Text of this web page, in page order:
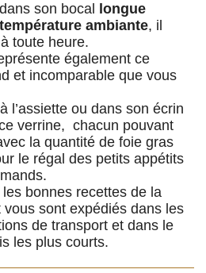
son bocal
longue
ambiante, il
toute heure.
également ce
et incomparable que vous
l’assiette ou dans son écrin
verrine, chacun pouvant
la quantité de foie gras
le régal des petits appétits
bonnes recettes de la
vous sont expédiés dans les
de transport et dans le
les plus courts.